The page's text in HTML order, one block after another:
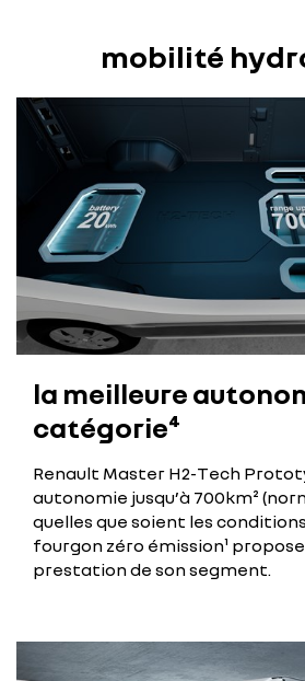
mobilité
la meilleure
catégorie⁴
Renault Master H2-Tech
autonomie jusqu’à 700km²
quelles que soient les
fourgon zéro émission¹
prestation de son segment.